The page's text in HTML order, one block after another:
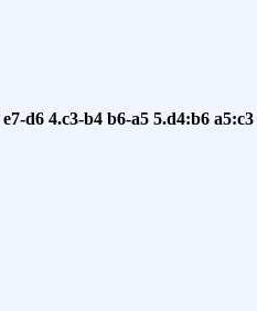
e7-d6 4.c3-b4 b6-a5 5.d4:b6 a5:c3